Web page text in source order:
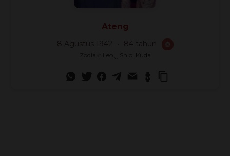
Ateng
8 Agustus 1942 84 tahun
Zodiak: Leo ‿ Shio: Kuda